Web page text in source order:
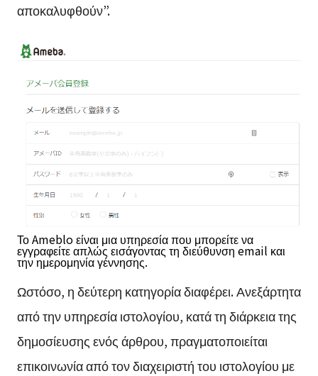
αποκαλυφθούν”.
Το Ameblo είναι μια υπηρεσία που μπορείτε να
εγγραφείτε απλώς εισάγοντας τη διεύθυνση email και
την ημερομηνία γέννησης.
Ωστόσο, η δεύτερη κατηγορία διαφέρει. Ανεξάρτητα
από την υπηρεσία ιστολογίου, κατά τη διάρκεια της
δημοσίευσης ενός άρθρου, πραγματοποιείται
επικοινωνία από τον διαχειριστή του ιστολογίου με